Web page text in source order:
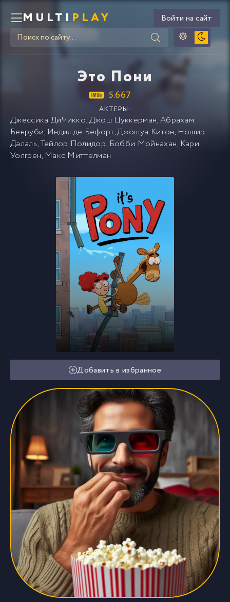
MULTI PLAY Войти на сайт
Это Пони
5.667
АКТЕРЫ:
Джессика ДиЧикко,Джош Цуккерман,Абрахам
Бенруби, Индия де Бефорт,Джошуа Китон, Ношир
Далаль,Тейлор Полидор, Бобби Мойнахан, Кари
Уолгрен, Макс Миттелман
Добавить в избранное